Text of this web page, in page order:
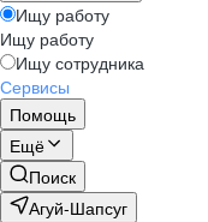
Ищу работу
Ищу работу
Ищу сотрудника
Сервисы
Помощь
Ещё
Поиск
Агуй-Шапсуг